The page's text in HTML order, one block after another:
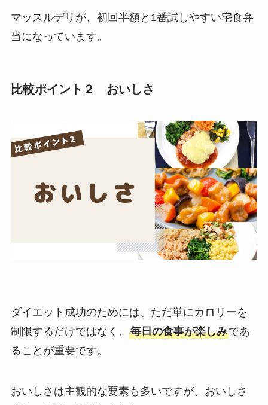
マッスルデリが、初回半額と1番試しやすい宅食弁
当になっています。
比較ポイント２ おいしさ
ダイエット成功のためには、ただ単にカロリーを
制限するだけではなく、 毎日の食事が楽しみであ
ることが重要です。
おいしさは主観的な要素も多いですが、おいしさ